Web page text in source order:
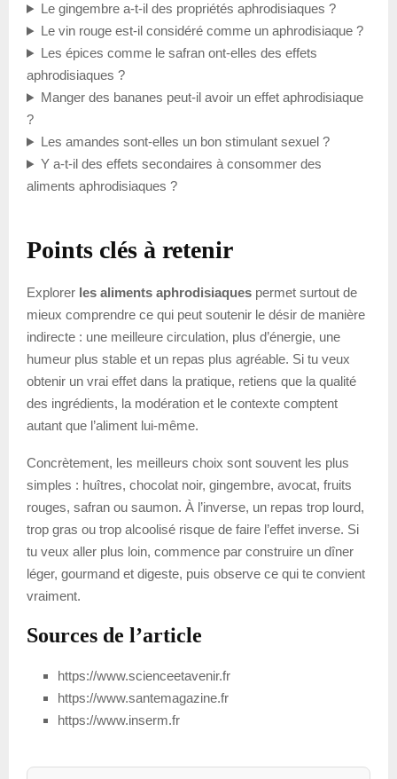
Le gingembre a-t-il des propriétés aphrodisiaques ?
Le vin rouge est-il considéré comme un aphrodisiaque ?
Les épices comme le safran ont-elles des effets
aphrodisiaques ?
Manger des bananes peut-il avoir un effet aphrodisiaque
?
Les amandes sont-elles un bon stimulant sexuel ?
Y a-t-il des effets secondaires à consommer des
aliments aphrodisiaques ?
Points clés à retenir
Explorer les aliments aphrodisiaques permet surtout de
mieux comprendre ce qui peut soutenir le désir de manière
indirecte : une meilleure circulation, plus d’énergie, une
humeur plus stable et un repas plus agréable. Si tu veux
obtenir un vrai effet dans la pratique, retiens que la qualité
des ingrédients, la modération et le contexte comptent
autant que l’aliment lui-même.
Concrètement, les meilleurs choix sont souvent les plus
simples : huîtres, chocolat noir, gingembre, avocat, fruits
rouges, safran ou saumon. À l’inverse, un repas trop lourd,
trop gras ou trop alcoolisé risque de faire l’effet inverse. Si
tu veux aller plus loin, commence par construire un dîner
léger, gourmand et digeste, puis observe ce qui te convient
vraiment.
Sources de l’article
https://www.scienceetavenir.fr
https://www.santemagazine.fr
https://www.inserm.fr